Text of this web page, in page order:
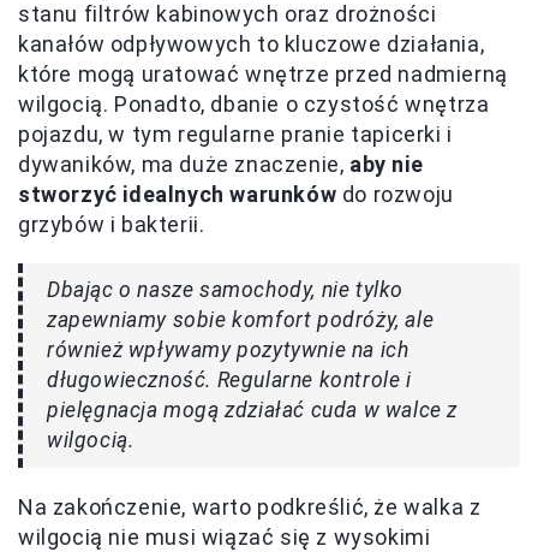
stanu filtrów kabinowych oraz drożności
kanałów odpływowych to kluczowe działania,
które mogą uratować wnętrze przed nadmierną
wilgocią. Ponadto, dbanie o czystość wnętrza
pojazdu, w tym regularne pranie tapicerki i
dywaników, ma duże znaczenie, aby nie
stworzyć idealnych warunków do rozwoju
grzybów i bakterii.
Dbając o nasze samochody, nie tylko
zapewniamy sobie komfort podróży, ale
również wpływamy pozytywnie na ich
długowieczność. Regularne kontrole i
pielęgnacja mogą zdziałać cuda w walce z
wilgocią.
Na zakończenie, warto podkreślić, że walka z
wilgocią nie musi wiązać się z wysokimi